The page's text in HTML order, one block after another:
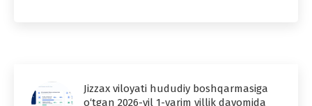
Jizzax viloyati hududiy boshqarmasiga
o‘tgan 2026-yil 1-yarim yillik davomida